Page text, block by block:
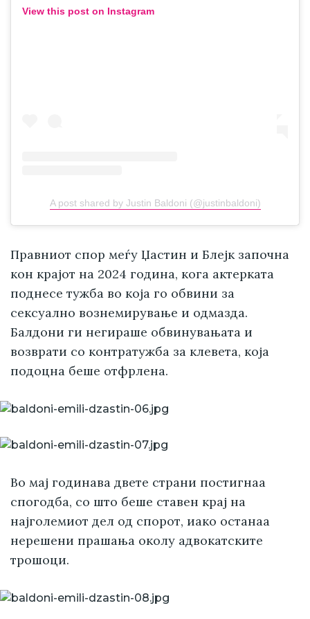
View this post on Instagram
A post shared by Justin Baldoni (@justinbaldoni)
Правниот спор меѓу Џастин и Блејк започна
кон крајот на 2024 година, кога актерката
поднесе тужба во која го обвини за
сексуално вознемирување и одмазда.
Балдони ги негираше обвинувањата и
возврати со контратужба за клевета, која
подоцна беше отфрлена.
Во мај годинава двете страни постигнаа
спогодба, со што беше ставен крај на
најголемиот дел од спорот, иако останаа
нерешени прашања околу адвокатските
трошоци.